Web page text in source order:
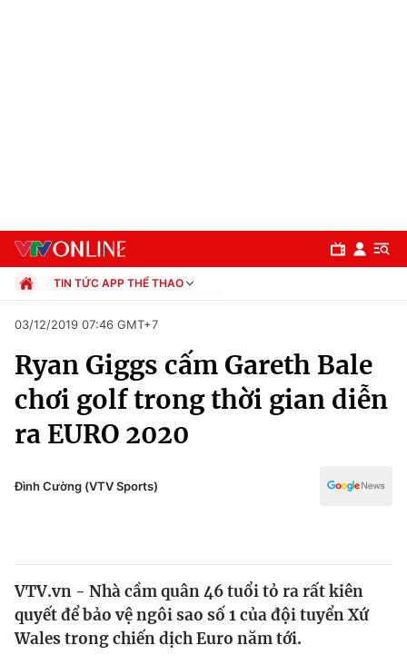
Chuyên mục
Chính trị
Thế giới
TIN TỨC APP THỂ THAO
Xã hội
Pháp luật
Thể thao
Truyền hình
Đời sống
03/12/2019 07:46 GMT+7
Ryan Giggs cấm Gareth Bale
chơi golf trong thời gian diễn
ra EURO 2020
Đình Cường (VTV Sports)
VTV.vn - Nhà cầm quân 46 tuổi tỏ ra rất kiên
quyết để bảo vệ ngôi sao số 1 của đội tuyển Xứ
Wales trong chiến dịch Euro năm tới.